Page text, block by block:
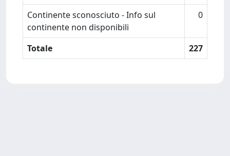
Continente sconosciuto - Info sul
continente non disponibili
0
Totale 227